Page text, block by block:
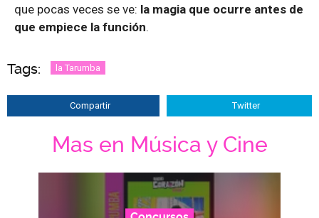
que pocas veces se ve: la magia que ocurre antes de
que empiece la función.
Tags: la Tarumba
Compartir Twitter
Mas en Música y Cine